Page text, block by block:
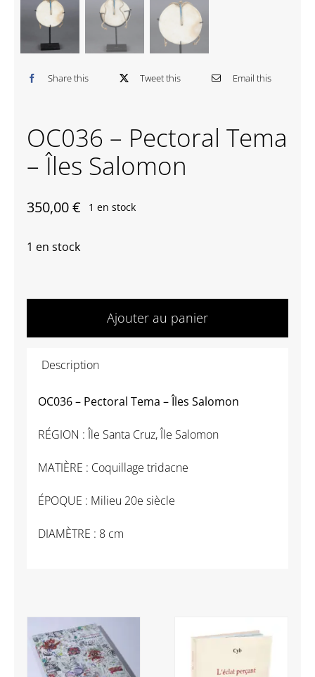
Contactez-nous
Share this Tweet this Email this
OC036 – Pectoral Tema
– Îles Salomon
350,00€ 1 en stock
1 en stock
de
-
Îles
Salomon
Ajouter au panier
Description
OC036 – Pectoral Tema – Îles Salomon
RÉGION : Île Santa Cruz, Île Salomon
MATIÈRE : Coquillage tridacne
ÉPOQUE : Milieu 20e siècle
DIAMÈTRE : 8 cm